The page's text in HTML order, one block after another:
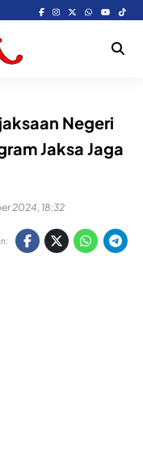
Negeri
Jaksa Jaga
2024, 18:32